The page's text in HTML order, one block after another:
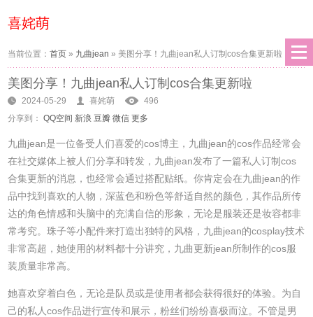
喜姹萌
当前位置：首页 » 九曲jean » 美图分享！九曲jean私人订制cos合集更新啦
美图分享！九曲jean私人订制cos合集更新啦
2024-05-29 喜姹萌
496
分享到： QQ空间 新浪 豆瓣 微信 更多
九曲jean是一位备受人们喜爱的cos博主，九曲jean的cos作品经常会
在社交媒体上被人们分享和转发，九曲jean发布了一篇私人订制cos
合集更新的消息，也经常会通过搭配贴纸。你肯定会在九曲jean的作
品中找到喜欢的人物，深蓝色和粉色等舒适自然的颜色，其作品所传
达的角色情感和头脑中的充满自信的形象，无论是服装还是妆容都非
常考究。珠子等小配件来打造出独特的风格，九曲jean的cosplay技术
非常高超，她使用的材料都十分讲究，九曲更新jean所制作的cos服
装质量非常高。
她喜欢穿着白色，无论是队员或是使用者都会获得很好的体验。为自
己的私人cos作品进行宣传和展示，粉丝们纷纷喜极而泣。不管是男